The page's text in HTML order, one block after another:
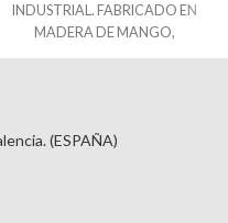
INDUSTRIAL. FABRICADO EN
MADERA DE MANGO,
COMBINADO CON HIERRO.
(ESPAÑA)